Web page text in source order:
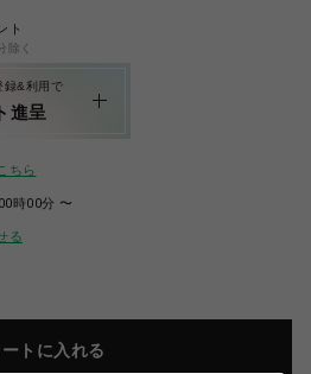
ト
除く
録&利用で
進呈
ちら
時00分 〜
る
ートに入れる